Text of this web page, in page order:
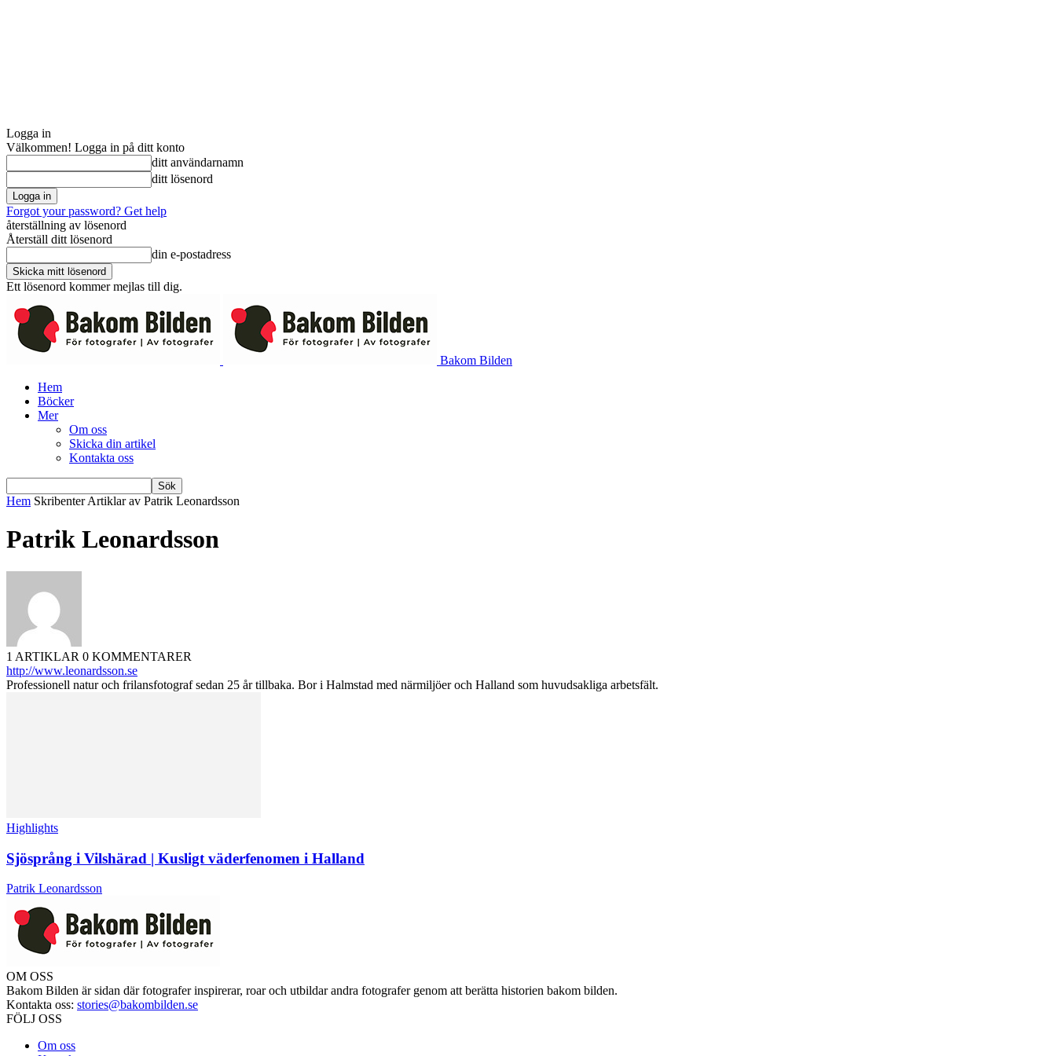
Logga in
Välkommen! Logga in på ditt konto
ditt användarnamn
ditt lösenord
Forgot your password? Get help
återställning av lösenord
Återställ ditt lösenord
din e-postadress
Ett lösenord kommer mejlas till dig.
Bakom Bilden
Hem
Böcker
Mer
Om oss
Skicka din artikel
Kontakta oss
Hem Skribenter Artiklar av Patrik Leonardsson
Patrik Leonardsson
1 ARTIKLAR 0 KOMMENTARER
http://www.leonardsson.se
Professionell natur och frilansfotograf sedan 25 år tillbaka. Bor i Halmstad med närmiljöer och Halland som huvudsakliga arbetsfält.
Highlights
Sjösprång i Vilshärad | Kusligt väderfenomen i Halland
Patrik Leonardsson
OM OSS
Bakom Bilden är sidan där fotografer inspirerar, roar och utbildar andra fotografer genom att berätta historien bakom bilden.
Kontakta oss: stories@bakombilden.se
FÖLJ OSS
Om oss